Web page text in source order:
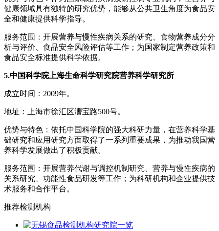
健康领域具有独特的研究优势，能够从公共卫生角度为食品安
全和健康提供科学指导。
服务范围：开展营养与慢性疾病关系的研究、食物营养成分分
析与评价、食品安全风险评估等工作；为国家制定营养政策和
食品安全标准提供科学依据。
5.中国科学院上海生命科学研究院营养科学研究所
成立时间：2009年。
地址：上海市徐汇区漕宝路500号。
优势与特色：依托中国科学院的强大科研力量，在营养科学基
础研究和应用研究方面取得了一系列重要成果，为推动我国营
养科学发展做出了积极贡献。
服务范围：开展营养代谢与调控机制研究、营养与慢性疾病的
关系研究、功能性食品研发等工作；为科研机构和企业提供技
术服务和合作平台。
推荐检测机构